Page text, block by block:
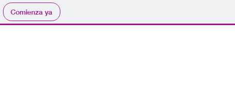
Comienza ya